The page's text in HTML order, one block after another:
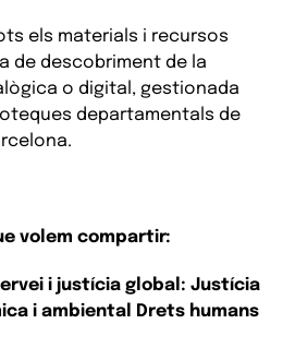
els materials i recursos
de descobriment de la
o digital, gestionada
departamentals de
volem compartir:
i justícia global: Justícia
i ambiental Drets humans